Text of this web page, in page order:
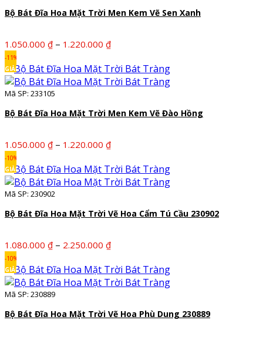
2.250.000 ₫
Bộ Bát Đĩa Hoa Mặt Trời Men Kem Vẽ Sen Xanh
1.050.000 ₫ – 1.220.000 ₫Khoảng
từ
1.050.000 ₫
1.220.000 ₫
-11%
GIẢM
Mã SP: 233105
Bộ Bát Đĩa Hoa Mặt Trời Men Kem Vẽ Đào Hồng
1.050.000 ₫ – 1.220.000 ₫Khoảng
từ
1.050.000 ₫
1.220.000 ₫
-10%
GIẢM
Mã SP: 230902
Bộ Bát Đĩa Hoa Mặt Trời Vẽ Hoa Cẩm Tú Cầu 230902
1.080.000 ₫ – 2.250.000 ₫Khoảng
từ
1.080.000 ₫
2.250.000 ₫
-10%
GIẢM
Mã SP: 230889
Bộ Bát Đĩa Hoa Mặt Trời Vẽ Hoa Phù Dung 230889